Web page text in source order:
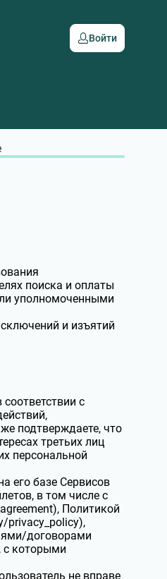
Войти
поиска и оплаты
уполномоченными
и изъятий
с
подтверждаете, что
третьих лиц
персональной
его базе Сервисов
в том числе с
Политикой
privacy_policy),
договорами
с которыми
не вправе